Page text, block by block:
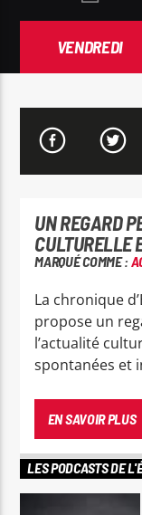
VOIE ACTUELLE
TITRE
RDL
VENDREDI
UN REGARD
CULTURELLE
MARQUÉ COMME :
La chronique
propose un
l’actualité
spontanées et
culturelle et
ses prises de
ses coups de
grande liberté
EN SAVOIR PLUS
LES PODCASTS DE